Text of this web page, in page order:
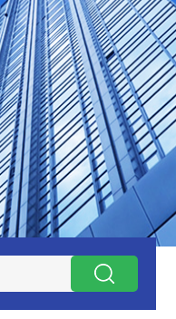
全新！！TORAY东丽